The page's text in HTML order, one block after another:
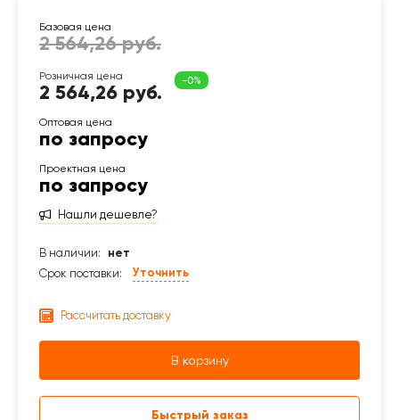
2 564,26 руб.
по запросу
по запросу
Нашли дешевле?
В наличии:
нет
Срок поставки:
Уточнить
Рассчитать доставку
В корзину
Быстрый заказ